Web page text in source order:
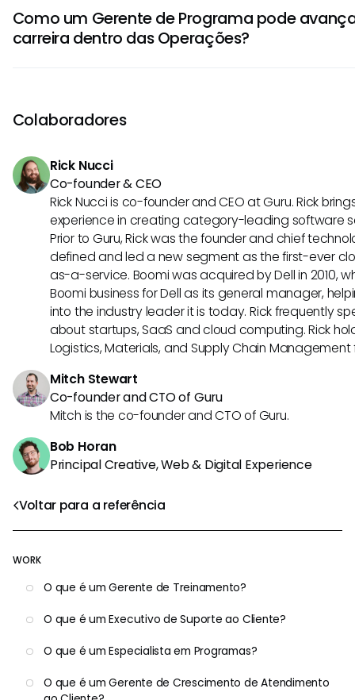
Voltar para a referência
WORK
O que é um Gerente de Treinamento?
O que é um Executivo de Suporte ao Cliente?
O que é um Especialista em Programas?
O que é um Gerente de Crescimento de Atendimento
e gerenciamento de riscos são habilidades vitais para
nas Operações. Eles devem se destacar na
Como um Gerente de Programa pode
carreira dentro das Operações?
fazer networking com profissionais da indústria, buscar
continuamente seu conhecimento sobre as tendências
Colaboradores
Rick Nucci
Co-founder & CEO
Rick Nucci is co-founder and CEO at Guru. Rick
experience in creating category-leading software
Prior to Guru, Rick was the founder and chief
defined and led a new segment as the first-ever
as-a-service. Boomi was acquired by Dell in 2010,
Boomi business for Dell as its general manager,
into the industry leader it is today. Rick frequently
about startups, SaaS and cloud computing. Rick
Logistics, Materials, and Supply Chain Management
Mitch Stewart
Co-founder and CTO of Guru
Mitch is the co-founder and CTO of Guru.
Bob Horan
Principal Creative, Web & Digital Experience